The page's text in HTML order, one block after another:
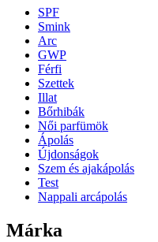
SPF
Smink
Arc
GWP
Férfi
Szettek
Illat
Bőrhibák
Női parfümök
Ápolás
Újdonságok
Szem és ajakápolás
Test
Nappali arcápolás
Márka